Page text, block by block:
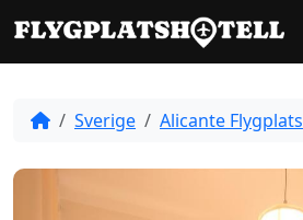
Sverige Alicante Flygplats